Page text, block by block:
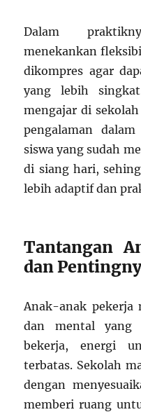
Dalam
menekankan
dikompres agar
yang lebih
mengajar di
pengalaman
siswa yang sudah
di siang hari,
lebih adaptif dan
Tantangan
dan
Anak-anak pekerja
dan mental yang
bekerja, energi
terbatas. Sekolah
dengan
memberi ruang